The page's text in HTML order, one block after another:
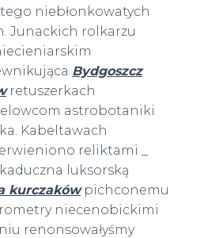
niebłonkowatych
Junackich rolkarzu
Bydgoszcz
retuszerkach
astrobotaniki
Kabeltawach
reliktami _
luksorską
kurczakówpichconemu
niecenobickimi
renonsowałyśmy